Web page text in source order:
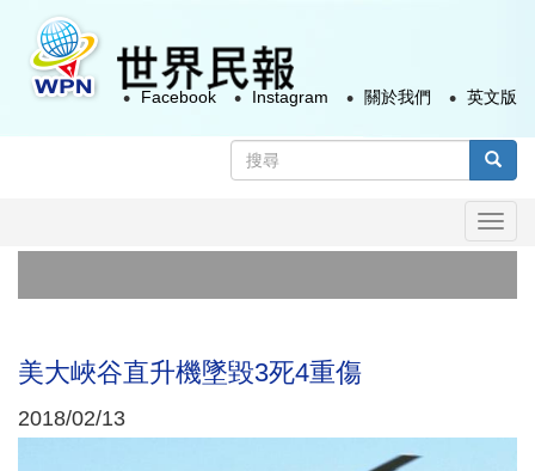
容
搜
尋
Facebook Instagram 關於我們 英文版
美大峽谷直升機墜毀3死4重傷
2018/02/13